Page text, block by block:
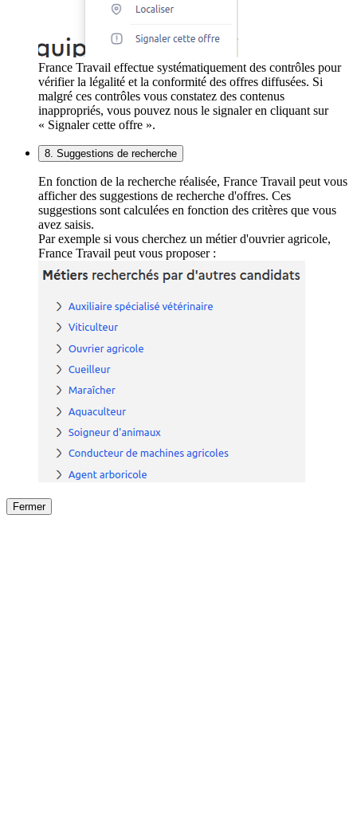
France Travail effectue systématiquement des contrôles pour
vérifier la légalité et la conformité des offres diffusées. Si
malgré ces contrôles vous constatez des contenus
inappropriés, vous pouvez nous le signaler en cliquant sur
« Signaler cette offre ».
8. Suggestions de recherche
En fonction de la recherche réalisée, France Travail peut vous
afficher des suggestions de recherche d'offres. Ces
suggestions sont calculées en fonction des critères que vous
avez saisis.
Par exemple si vous cherchez un métier d'ouvrier agricole,
France Travail peut vous proposer :
Fermer